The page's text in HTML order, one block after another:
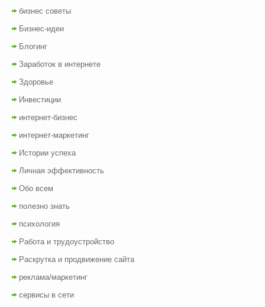
бизнес советы
Бизнес-идеи
Блогинг
Заработок в интернете
Здоровье
Инвестиции
интернет-бизнес
интернет-маркетинг
Истории успеха
Личная эффективность
Обо всем
полезно знать
психология
Работа и трудоустройство
Раскрутка и продвижение сайта
реклама/маркетинг
сервисы в сети